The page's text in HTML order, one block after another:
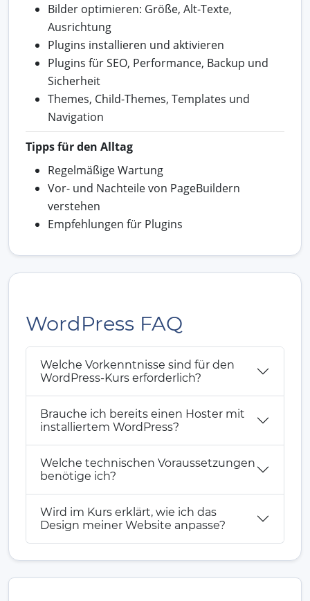
Bilder optimieren: Größe, Alt-Texte,
Ausrichtung
Plugins installieren und aktivieren
Plugins für SEO, Performance, Backup und
Sicherheit
Themes, Child-Themes, Templates und
Navigation
Tipps für den Alltag
Regelmäßige Wartung
Vor- und Nachteile von PageBuildern
verstehen
Empfehlungen für Plugins
WordPress FAQ
Welche Vorkenntnisse sind für den
WordPress-Kurs erforderlich?
Brauche ich bereits einen Hoster mit
installiertem WordPress?
Welche technischen Voraussetzungen
benötige ich?
Wird im Kurs erklärt, wie ich das
Design meiner Website anpasse?